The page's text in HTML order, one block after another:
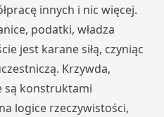
innych i nic więcej.
podatki, władza
jest karane siłą, czyniąc
Krzywda,
są konstruktami
logice rzeczywistości,